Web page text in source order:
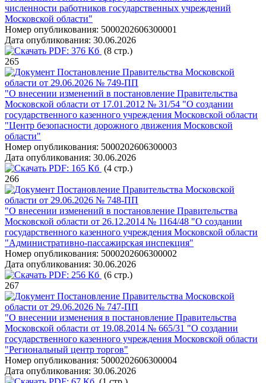
численности работников государственных учреждений
Московской области"
Номер опубликования: 5000202606300001
Дата опубликования: 30.06.2026
PDF: 376 Кб (8 стр.)
265
Постановление Правительства Московской
области от 29.06.2026 № 749-ПП
"О внесении изменений в постановление Правительства
Московской области от 17.01.2012 № 31/54 "О создании
государственного казенного учреждения Московской области
"Центр безопасности дорожного движения Московской
области"
Номер опубликования: 5000202606300003
Дата опубликования: 30.06.2026
PDF: 165 Кб (4 стр.)
266
Постановление Правительства Московской
области от 29.06.2026 № 748-ПП
"О внесении изменений в постановление Правительства
Московской области от 26.12.2014 № 1164/48 "О создании
государственного казенного учреждения Московской области
"Административно-пассажирская инспекция"
Номер опубликования: 5000202606300002
Дата опубликования: 30.06.2026
PDF: 256 Кб (6 стр.)
267
Постановление Правительства Московской
области от 29.06.2026 № 747-ПП
"О внесении изменения в постановление Правительства
Московской области от 19.08.2014 № 665/31 "О создании
государственного казенного учреждения Московской области
"Региональный центр торгов"
Номер опубликования: 5000202606300004
Дата опубликования: 30.06.2026